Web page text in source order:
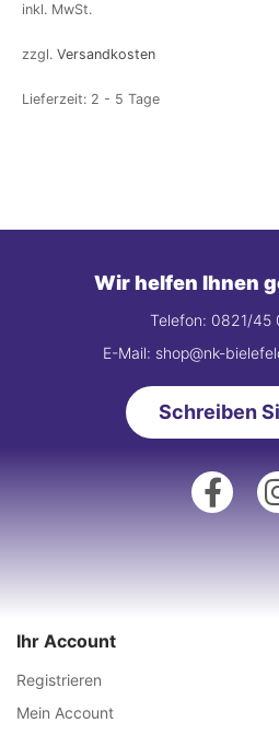
inkl. MwSt.
zzgl. Versandkosten
Lieferzeit: 2 - 5 Tage
Wir helfen Ihnen
Telefon: 0821/45
E-Mail: shop@nk-
Schreiben
Ihr Account
Registrieren
Mein Account